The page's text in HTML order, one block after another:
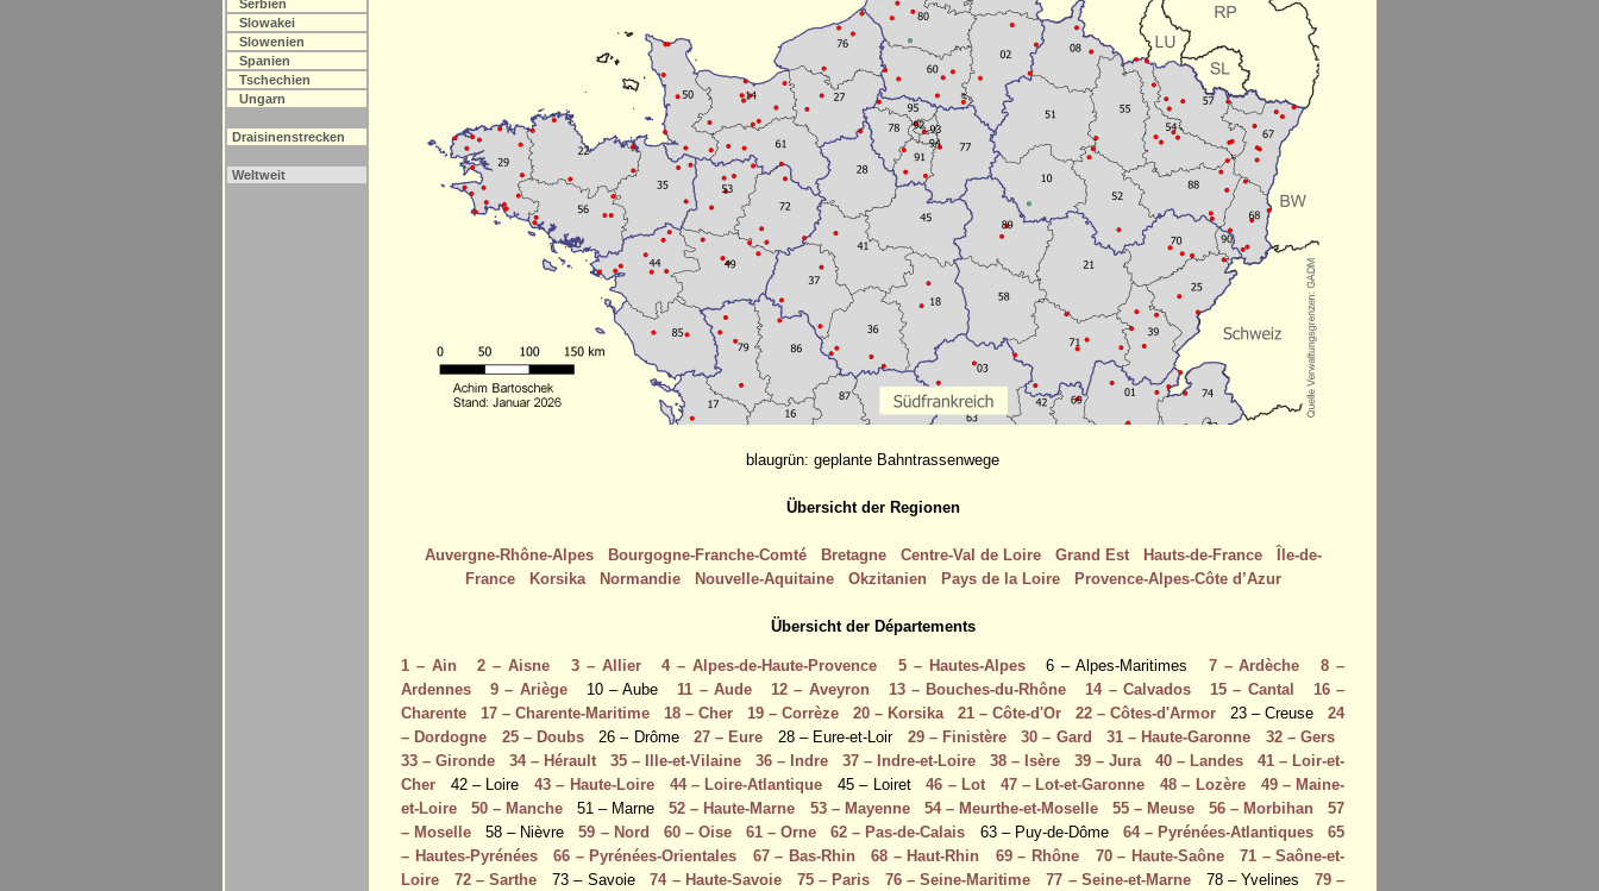
Serbien
Slowakei
Slowenien
Spanien
Tschechien
Ungarn
Draisinenstrecken
Weltweit
blaugrün: geplante Bahntrassenwege
Übersicht der Regionen
Auvergne-Rhône-Alpes Bourgogne-Franche-Comté Bretagne Centre-Val de Loire Grand Est Hauts-de-France
Île-de-
France
Korsika Normandie Nouvelle-Aquitaine Okzitanien Pays de la Loire Provence-Alpes-Côte d’Azur
Übersicht der Départements
1 – Ain 2 – Aisne 3 – Allier 4 – Alpes-de-Haute-Provence 5 – Hautes-Alpes6 – Alpes-Maritimes 7 – Ardèche
8 –
Ardennes
9 – Ariège10 – Aube11 – Aude 12 – Aveyron 13 – Bouches-du-Rhône 14 – Calvados 15 – Cantal
16 –
Charente
17 – Charente-Maritime 18 – Cher 19 – Corrèze 20 – Korsika 21 – Côte-d'Or 22 – Côtes-d'Armor 23 – Creuse 24
– Dordogne
25 – Doubs26 – Drôme27 – Eure 28 – Eure-et-Loir 29 – Finistère 30 – Gard 31 – Haute-Garonne
32 – Gers
33 – Gironde
34 – Hérault 35 – Ille-et-Vilaine 36 – Indre 37 – Indre-et-Loire 38 – Isère 39 – Jura 40 – Landes
41 – Loir-et-
Cher 42 – Loire43 – Haute-Loire 44 – Loire-Atlantique 45 – Loiret46 – Lot 47 – Lot-et-Garonne 48 – Lozère
49 – Maine-
et-Loire
50 – Manche 51 – Marne52 – Haute-Marne 53 – Mayenne 54 – Meurthe-et-Moselle 55 – Meuse 56 – Morbihan
57
– Moselle 58 – Nièvre59 – Nord 60 – Oise 61 – Orne 62 – Pas-de-Calais 63 – Puy-de-Dôme 64 – Pyrénées-Atlantiques
65
– Hautes-Pyrénées
66 – Pyrénées-Orientales 67 – Bas-Rhin 68 – Haut-Rhin 69 – Rhône 70 – Haute-Saône
71 – Saône-et-
Loire
72 – Sarthe 73 – Savoie74 – Haute-Savoie 75 – Paris 76 – Seine-Maritime 77 – Seine-et-Marne78 – Yvelines 79 –